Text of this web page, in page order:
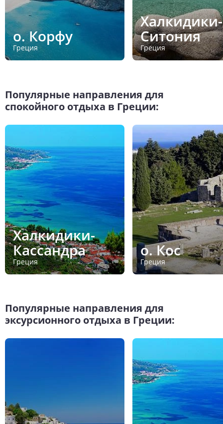
о. Корфу
Греция
Халкидики-
Ситония
Греция
Популярные направления для
спокойного отдыха в Греции:
Халкидики-
Кассандра
Греция
о. Кос
Греция
Популярные направления для
эксурсионного отдыха в Греции: